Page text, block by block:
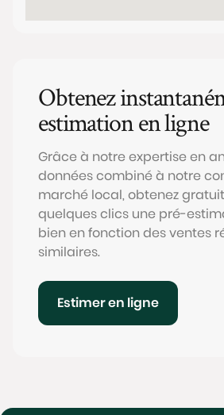
Obtenez
estimation en ligne
Grâce à notre expertise en
données combiné à notre
marché local, obtenez
quelques clics une pré-
bien en fonction des ventes
similaires.
Estimer en ligne